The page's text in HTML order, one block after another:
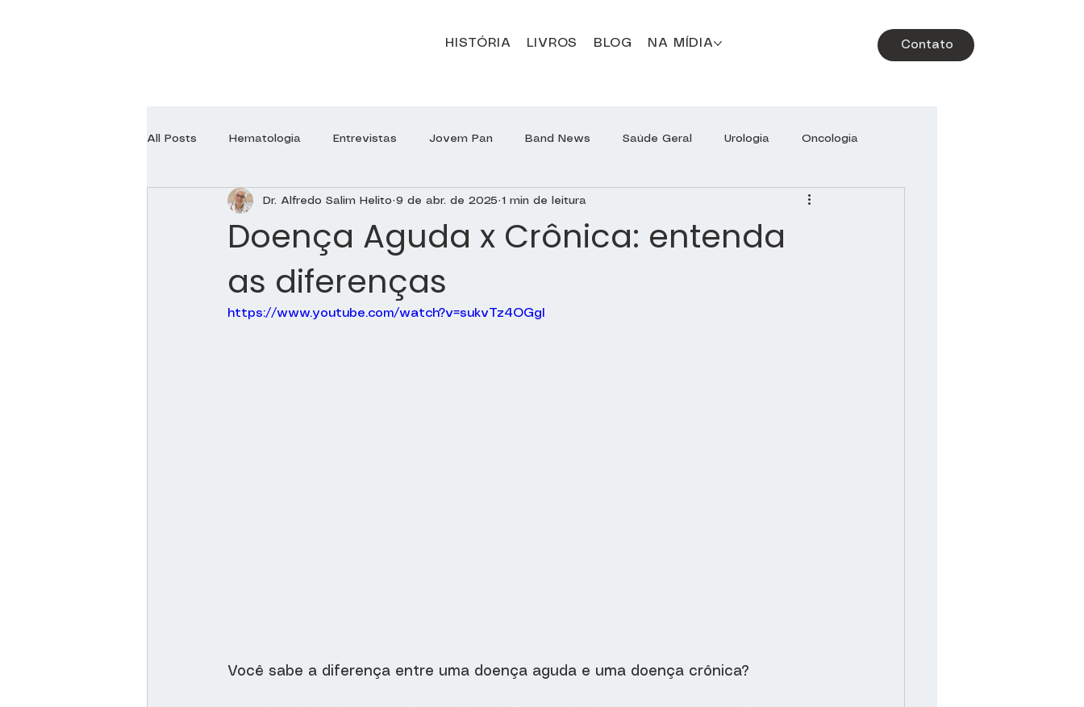
HISTÓRIA LIVROS BLOG NA MÍDIA Contato
All Posts Hematologia Entrevistas Jovem Pan Band News Saúde Geral Urologia Oncologia
Endocrinologia Neurologia Programa Jô Soares Sírio-Libanês Responde Brazil Health
Ortopedia
Doença Aguda x Crônica: entenda
as diferenças
Dr. Alfredo Salim Helito 9 de abr. de 2025 1 min de leitura
https://www.youtube.com/watch?v=sukvTz4OGgI
Você sabe a diferença entre uma doença aguda e uma doença crônica?